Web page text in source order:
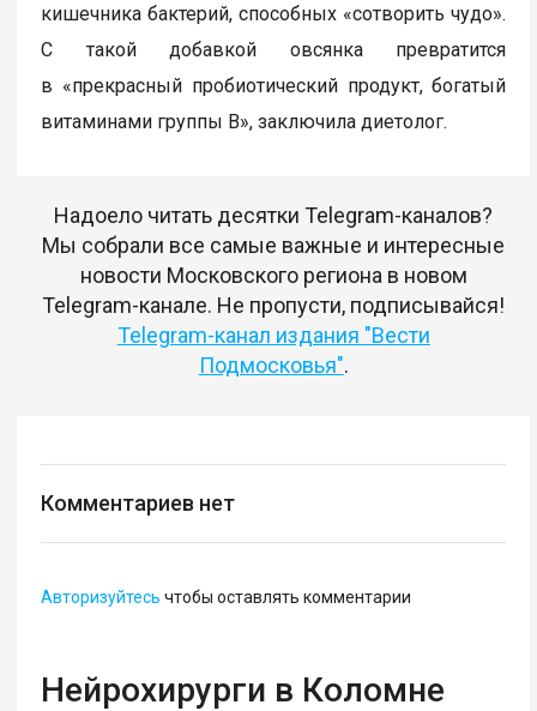
кишечника бактерий, способных «сотворить чудо».
С такой добавкой овсянка превратится
в «прекрасный пробиотический продукт, богатый
витаминами группы В», заключила диетолог.
Надоело читать десятки Telegram-каналов?
Мы собрали все самые важные и интересные
новости Московского региона в новом
Telegram-канале. Не пропусти, подписывайся!
Telegram-канал издания "Вести
Подмосковья".
Комментариев нет
Авторизуйтесь чтобы оставлять комментарии
Нейрохирурги в Коломне